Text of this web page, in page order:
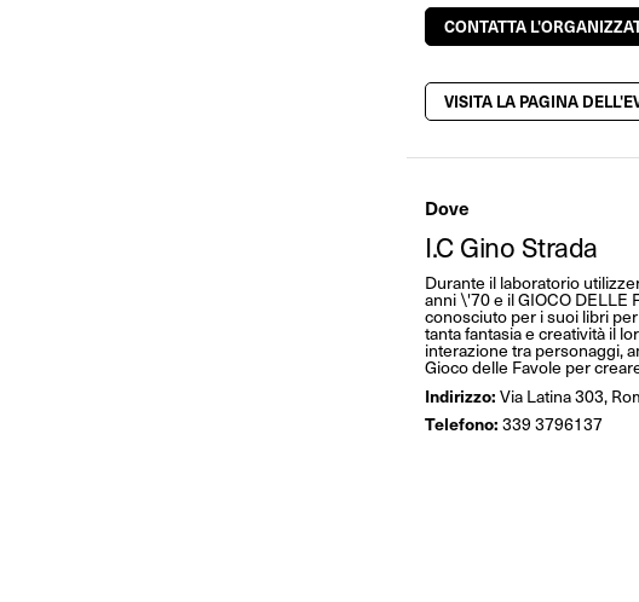
CONTATTA
VISITA LA PAGINA
Dove
I.C Gino Strada
Durante il laboratorio
anni \'70 e il GIOCO DELLE
conosciuto per i suoi libri
tanta fantasia e creatività il
interazione tra personaggi,
Gioco delle Favole per
Indirizzo: Via Latina 303,
Telefono: 339 3796137